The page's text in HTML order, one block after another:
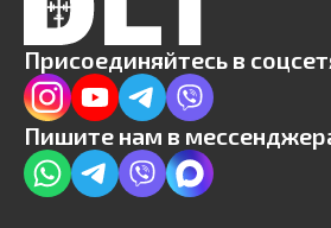
Присоединяйтесь в
Пишите нам в